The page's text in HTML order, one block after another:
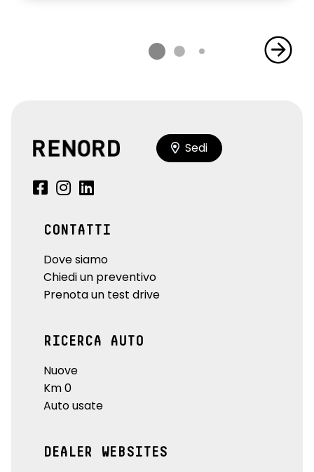
Sedi
CONTATTI
Dove siamo
Chiedi un preventivo
Prenota un test drive
RICERCA AUTO
Nuove
Km 0
Auto usate
DEALER WEBSITES